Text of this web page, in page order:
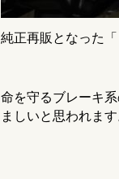
純正再販となった
命を守るブレーキ
ましいと思われま